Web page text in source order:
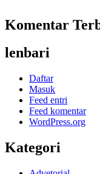
Komentar
lenbari
Daftar
Masuk
Feed entri
Feed komentar
WordPress.org
Kategori